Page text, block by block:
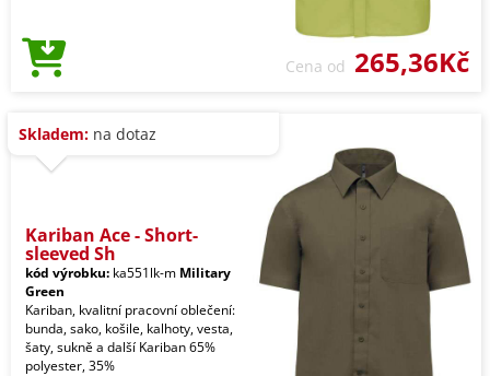
Cena od 265,36Kč
Skladem: na dotaz
Kariban Ace - Short-
sleeved Sh
kód výrobku: ka551lk-m Military
Green
Kariban, kvalitní pracovní oblečení:
bunda, sako, košile, kalhoty, vesta,
šaty, sukně a další Kariban 65%
polyester, 35%